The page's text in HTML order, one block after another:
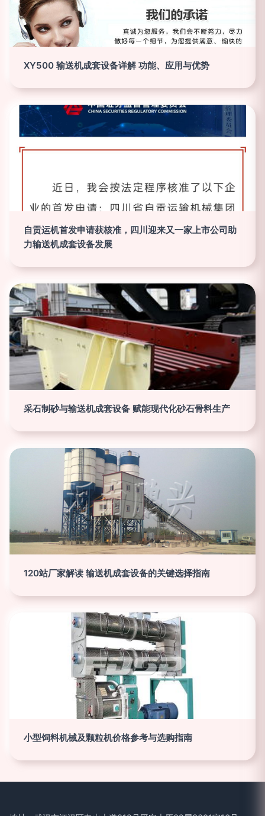
XY500 输送机成套设备详解 功能、应用与优势
自贡运机首发申请获核准，四川迎来又一家上市公司助
力输送机成套设备发展
采石制砂与输送机成套设备 赋能现代化砂石骨料生产
120站厂家解读 输送机成套设备的关键选择指南
小型饲料机械及颗粒机价格参考与选购指南